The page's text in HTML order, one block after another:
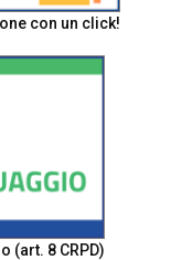
con un click!
(art. 8 CRPD)